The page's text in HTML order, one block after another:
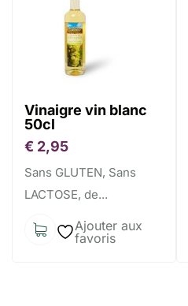
Vinaigre vin blanc
50cl
€ 2,95
Sans GLUTEN, Sans
LACTOSE, de...
Ajouter aux
favoris